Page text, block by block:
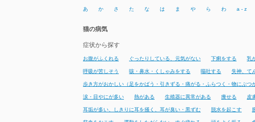
あ か さ た な は ま や ら わ a - z
猫の病気
症状から探す
お腹がふくれる ぐったりしている、元気がない 下痢をする 乳
呼吸が苦しそう 咳・鼻水・くしゃみをする 嘔吐する 失神、て
歩き方がおかしい（足をかばう・引きずる・痛がる・ふらつく・物にぶつ
涙・目やにが多い 熱がある 生殖器に異常がある 痩せる 皮
耳垢が多い、しきりに耳を掻く、耳が臭い・黒ずむ 脱水を起こす